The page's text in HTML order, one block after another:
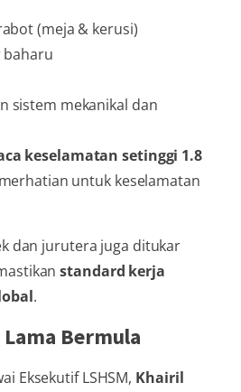
(meja & kerusi)
baharu
sistem mekanikal dan
keselamatan setinggi 1.8
untuk keselamatan
dan jurutera juga ditukar
standard kerja
.
Bermula
Eksekutif LSHSM, Khairil